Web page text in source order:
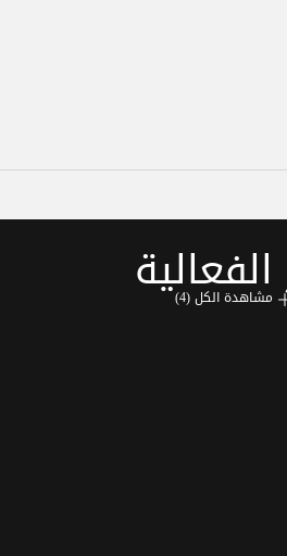
مشاهدة الكل (4)